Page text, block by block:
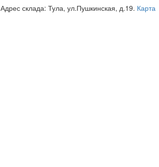
Адрес склада: Тула, ул.Пушкинская, д.19. Карта